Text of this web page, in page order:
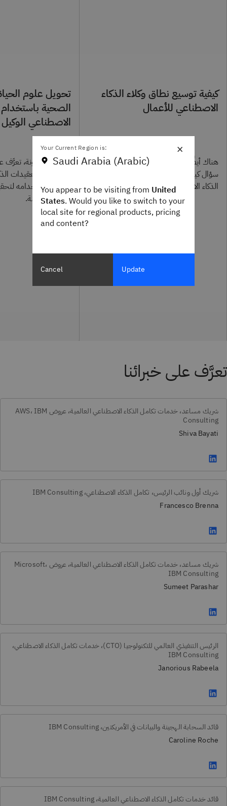
كيفية توسيع نطاق وكلاء الذكاء
الاصطناعي للأعمال
هناك أيضًا حاجة واضحة للإجابة عن
سؤال كيفية تمكين قادة الأعمال من نشر
الذكاء الاصطناعي الوكيل بفاعلية وكفاءة.
تحويل علوم
الصحية باستخدام
الاصطناعي الوكيل
في هذه المدونة، تعرَّف
التعامل مع تعقيدات
الوكيل واستخدامه
استفادة ممكنة.
تعرَّف على خبرائنا
شريك مساعد، خدمات تكامل الذكاء الاصطناعي العالمية، عروض AWS، IBM
Consulting
Shiva Bayati
شريك أول ونائب الرئيس، تكامل الذكاء الاصطناعي، IBM Consulting
Francesco Brenna
شريك مساعد، خدمات تكامل الذكاء الاصطناعي العالمية، عروض Microsoft،
IBM Consulting
Sumeet Parashar
الرئيس التنفيذي العالمي للتكنولوجيا (CTO)، خدمات تكامل الذكاء الاصطناعي،
IBM Consulting
Janorious Rabeela
قائد السحابة الهجينة والبيانات في الأمريكتين، IBM Consulting
Caroline Roche
قائد خدمات تكامل الذكاء الاصطناعي العالمية، IBM Consulting
×
Your Current Region is:
Saudi Arabia (Arabic)
You appear to be visiting from United
States. Would you like to switch to your
local site for regional products, pricing
and content?
Cancel Update